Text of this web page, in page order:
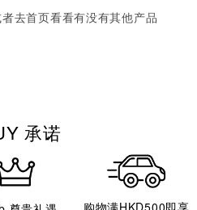
去首页看看有没有其他产品
承诺
购物满HKD500即享